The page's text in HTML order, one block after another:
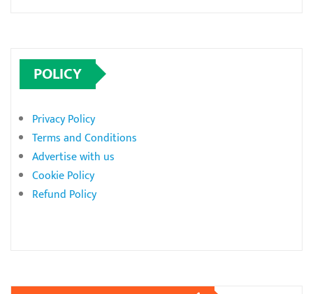
POLICY
Privacy Policy
Terms and Conditions
Advertise with us
Cookie Policy
Refund Policy